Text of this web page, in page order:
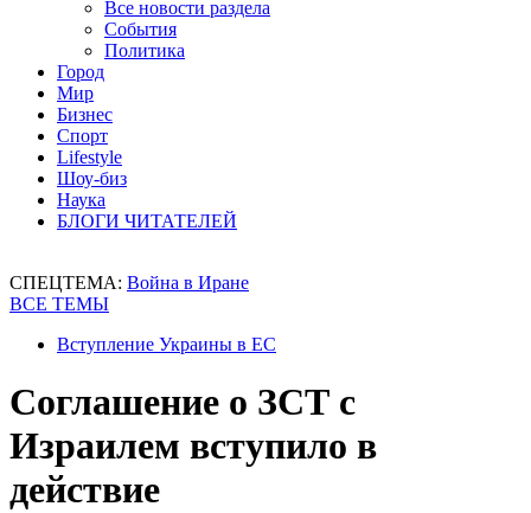
Все новости раздела
События
Политика
Город
Мир
Бизнес
Спорт
Lifestyle
Шоу-биз
Наука
БЛОГИ ЧИТАТЕЛЕЙ
СПЕЦТЕМА: Война в Иране
ВСЕ ТЕМЫ
Вступление Украины в ЕС
Соглашение о ЗСТ с
Израилем вступило в
действие